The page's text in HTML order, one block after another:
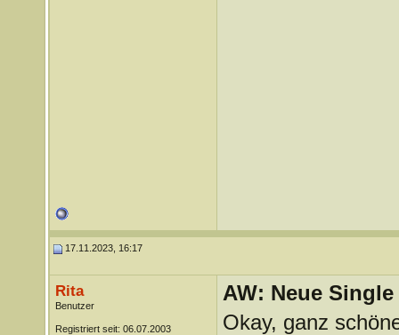
17.11.2023, 16:17
Rita
Benutzer
Registriert seit: 06.07.2003
AW: Neue
Okay, ganz